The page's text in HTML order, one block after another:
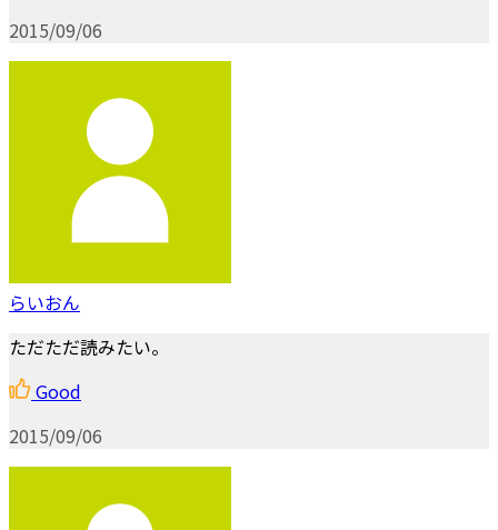
2015/09/06
らいおん
ただただ読みたい。
Good
2015/09/06